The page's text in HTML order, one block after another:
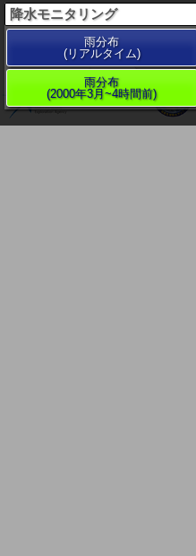
200 km
降水モニタリング
雨分布
(リアルタイム)
雨分布
(2000年3月~4時間前)